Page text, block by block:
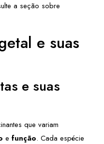
a seção sobre
e suas
e suas
que variam
e função. Cada espécie